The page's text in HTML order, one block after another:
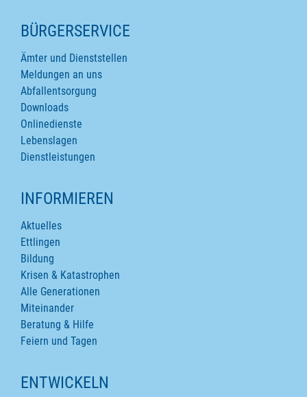
SEITENINHALTE
BÜRGERSERVICE
Ämter und Dienststellen
Meldungen an uns
Abfallentsorgung
Downloads
Onlinedienste
Lebenslagen
Dienstleistungen
INFORMIEREN
Aktuelles
Ettlingen
Bildung
Krisen & Katastrophen
Alle Generationen
Miteinander
Beratung & Hilfe
Feiern und Tagen
ENTWICKELN